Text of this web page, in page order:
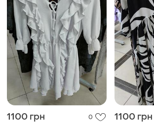
1100 грн 0 1100 грн